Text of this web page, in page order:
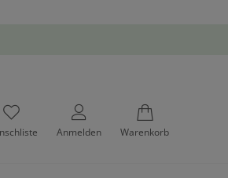
Anmelden Warenkorb